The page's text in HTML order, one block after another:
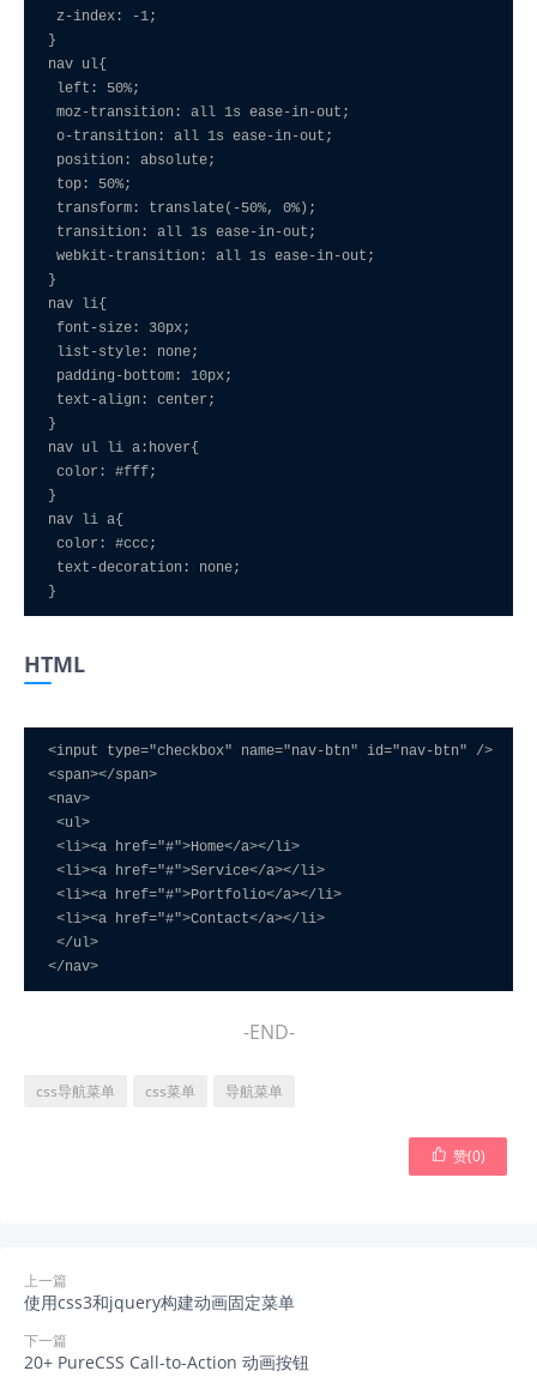
z-index: -1;
}
nav ul{
left: 50%;
moz-transition: all 1s ease-in-out;
o-transition: all 1s ease-in-out;
position: absolute;
top: 50%;
transform: translate(-50%, 0%);
transition: all 1s ease-in-out;
webkit-transition: all 1s ease-in-out;
}
nav li{
font-size: 30px;
list-style: none;
padding-bottom: 10px;
text-align: center;
}
nav ul li a:hover{
color: #fff;
}
nav li a{
color: #ccc;
text-decoration: none;
}
HTML
<input type="checkbox" name="nav-btn" id="nav-btn" />
<span></span>
<nav>
<ul>
<li><a href="#">Home</a></li>
<li><a href="#">Service</a></li>
<li><a href="#">Portfolio</a></li>
<li><a href="#">Contact</a></li>
</ul>
-END-
css导航菜单 css菜单 导航菜单
 赞(0)
上一篇
使用css3和jquery构建动画固定菜单
下一篇
20+ PureCSS Call-to-Action 动画按钮